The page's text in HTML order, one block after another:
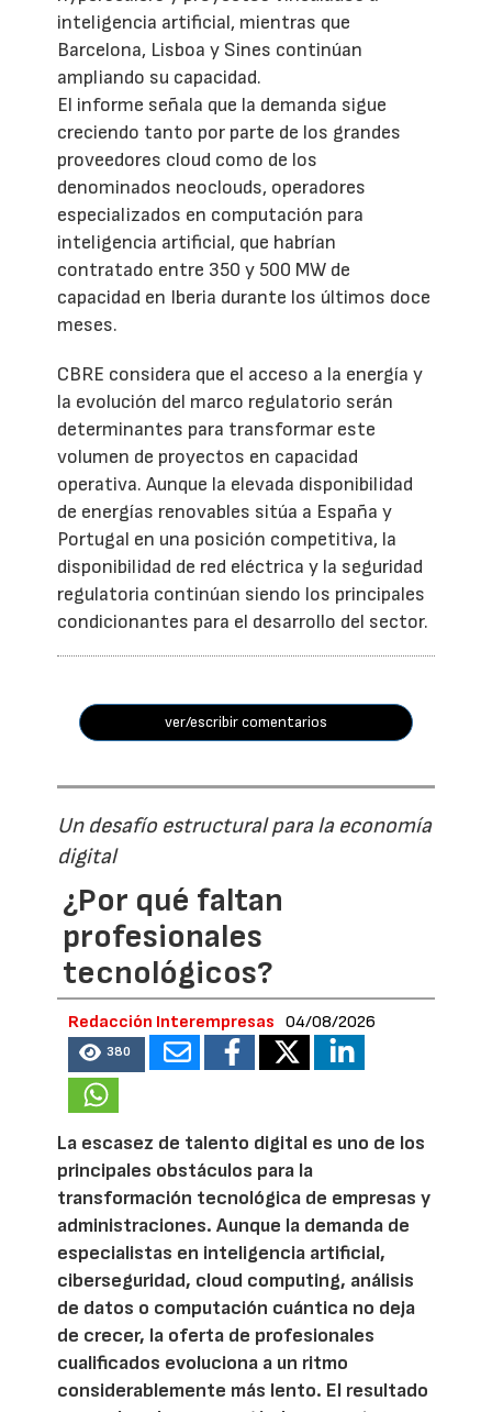
inteligencia artificial, mientras que
Barcelona, Lisboa y Sines continúan
ampliando su capacidad.
El informe señala que la demanda sigue
creciendo tanto por parte de los grandes
proveedores cloud como de los
denominados neoclouds, operadores
especializados en computación para
inteligencia artificial, que habrían
contratado entre 350 y 500 MW de
capacidad en Iberia durante los últimos doce
meses.
CBRE considera que el acceso a la energía y
la evolución del marco regulatorio serán
determinantes para transformar este
volumen de proyectos en capacidad
operativa. Aunque la elevada disponibilidad
de energías renovables sitúa a España y
Portugal en una posición competitiva, la
disponibilidad de red eléctrica y la seguridad
regulatoria continúan siendo los principales
condicionantes para el desarrollo del sector.
ver/escribir comentarios
Un desafío estructural para la economía
digital
¿Por qué faltan
profesionales
tecnológicos?
Redacción Interempresas 04/08/2026
380
La escasez de talento digital es uno de los
principales obstáculos para la
transformación tecnológica de empresas y
administraciones. Aunque la demanda de
especialistas en inteligencia artificial,
ciberseguridad, cloud computing, análisis
de datos o computación cuántica no deja
de crecer, la oferta de profesionales
cualificados evoluciona a un ritmo
considerablemente más lento. El resultado